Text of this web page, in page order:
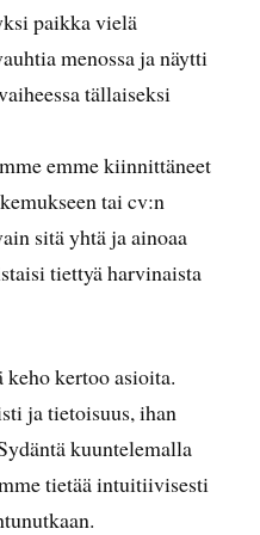
paikka vielä
menossa ja näytti
tällaiseksi
emme kiinnittäneet
tai cv:n
sitä yhtä ja ainoaa
tiettyä harvinaista
keho kertoo asioita.
ja tietoisuus, ihan
kuuntelemalla
tietää intuitiivisesti